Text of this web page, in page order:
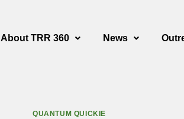
About TRR 360 News
QUANTUM QUICKIE